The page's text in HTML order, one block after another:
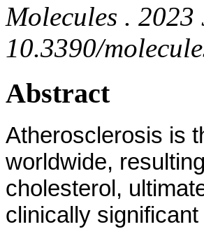
Molecules .
10.3390/
Abstract
Atherosclerosis is
worldwide,
cholesterol,
clinically